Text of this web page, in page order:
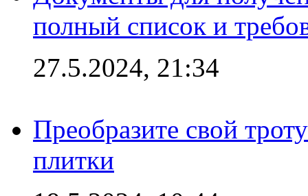
полный список и
27.5.2024, 21:34
Преобразите свой
плитки